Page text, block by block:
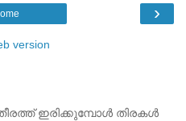
›
version
ഇരിക്കുമ്പോള്‍ തിരകള്‍